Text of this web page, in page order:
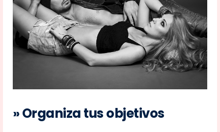
» Organiza tus objetivos